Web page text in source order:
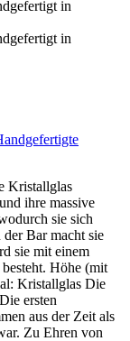
Kristallglas
ihre massive
sie sich
Bar macht sie
sie mit einem
Höhe (mit
Kristallglas Die
ersten
aus der Zeit als
Zu Ehren von